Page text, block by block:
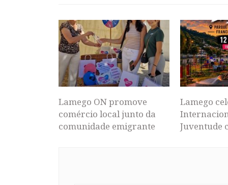
Lamego ON promove
comércio local junto da
comunidade emigrante
Lamego
Juventude